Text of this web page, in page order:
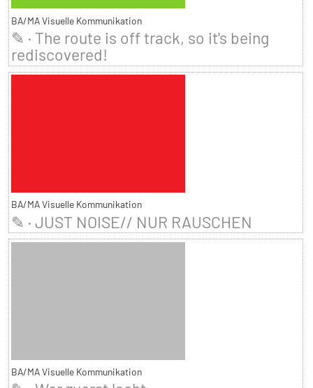
BA/MA Visuelle Kommunikation
✎ · The route is off track, so it's being
rediscovered!
BA/MA Visuelle Kommunikation
✎ · JUST NOISE// NUR RAUSCHEN
BA/MA Visuelle Kommunikation